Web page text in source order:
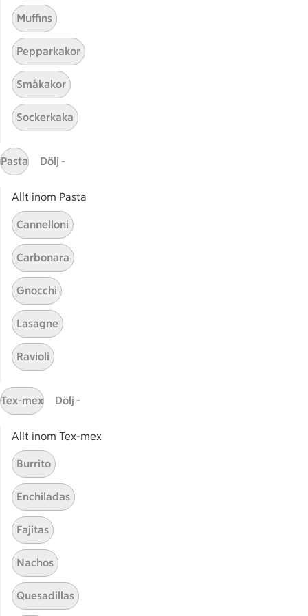
Relaterade kategorier
Glutenfri lakrits
Hallon lakrits
Sidfot
FAQ
Kundservice
Kontakta oss
Massa erbjudanden
Bli stammis på ICA
ICAs inspirationsmejl
Prenumerera
Muffins
Pepparkakor
Småkakor
Sockerkaka
Pasta Dölj -
Allt inom Pasta
Cannelloni
Carbonara
Gnocchi
Lasagne
Ravioli
Tex-mex Dölj -
Allt inom Tex-mex
Burrito
Enchiladas
Fajitas
Nachos
Quesadillas